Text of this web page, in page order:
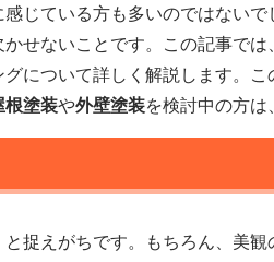
じている方も多いのではないで
せないことです。この記事では
について詳しく解説します。
根塗装や外壁塗装を検討中の方は
捉えがちです。もちろん、美